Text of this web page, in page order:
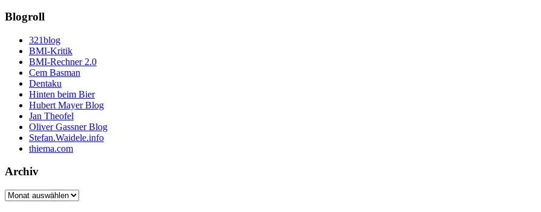
Blogroll
321blog
BMI-Kritik
BMI-Rechner 2.0
Cem Basman
Dentaku
Hinten beim Bier
Hubert Mayer Blog
Jan Theofel
Oliver Gassner Blog
Stefan.Waidele.info
thiema.com
Archiv
Archiv